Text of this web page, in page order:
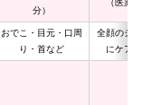
分）
おでこ・目元・口周
り・首など
全顔のシ
にケア